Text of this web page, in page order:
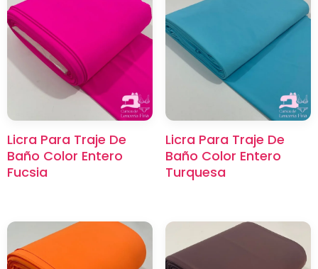
Licra Para Traje De
Baño Color Entero
Fucsia
Licra Para Traje De
Baño Color Entero
Turquesa
×